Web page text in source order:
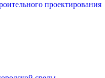
проектирования